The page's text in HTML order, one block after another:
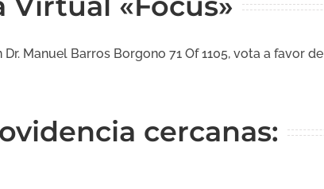
Manuel Barros Borgono 71 Of 1105, vota a favor de
cercanas: